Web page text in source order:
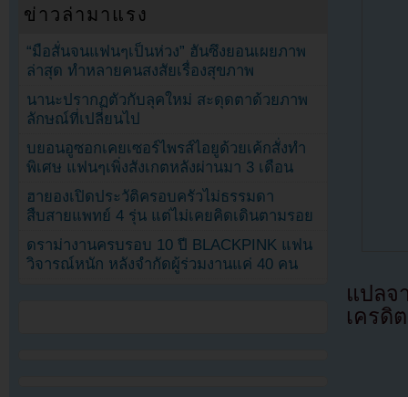
แปล
เครดิ
ข่าวล่ามาแรง
“มือสั่นจนแฟนๆเป็นห่วง” ฮันซึงยอนเผยภาพ
ล่าสุด ทำหลายคนสงสัยเรื่องสุขภาพ
นานะปรากฏตัวกับลุคใหม่ สะดุดตาด้วยภาพ
ลักษณ์ที่เปลี่ยนไป
บยอนอูซอกเคยเซอร์ไพรส์ไอยูด้วยเค้กสั่งทำ
พิเศษ แฟนๆเพิ่งสังเกตหลังผ่านมา 3 เดือน
ฮายองเปิดประวัติครอบครัวไม่ธรรมดา
สืบสายแพทย์ 4 รุ่น แต่ไม่เคยคิดเดินตามรอย
ดราม่างานครบรอบ 10 ปี BLACKPINK แฟน
วิจารณ์หนัก หลังจำกัดผู้ร่วมงานแค่ 40 คน